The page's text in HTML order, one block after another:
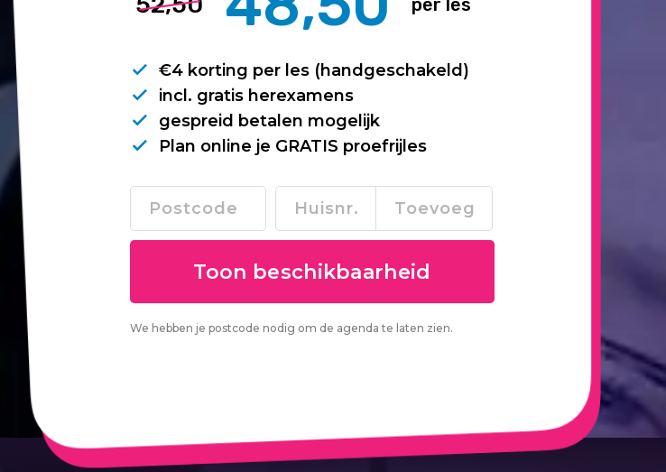
per les
€4 korting per les (handgeschakeld)
incl. gratis herexamens
gespreid betalen mogelijk
Plan online je GRATIS proefrijles
We hebben je postcode nodig om de agenda te laten zien.